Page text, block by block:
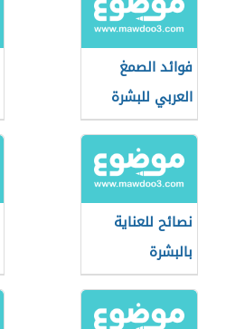
فوائد الصمغ
العربي للبشرة
نصائح للعناية
بالبشرة